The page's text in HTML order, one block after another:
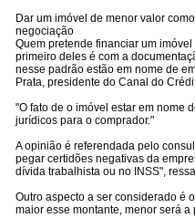
Dar um imóvel de menor valor
negociação
Quem pretende financiar um
primeiro deles é com a
nesse padrão estão em nome de
Prata, presidente do Canal do
"O fato de o imóvel estar em nome
jurídicos para o comprador."
A opinião é referendada pelo
pegar certidões negativas da
dívida trabalhista ou no INSS",
Outro aspecto a ser considerado é
maior esse montante, menor será a